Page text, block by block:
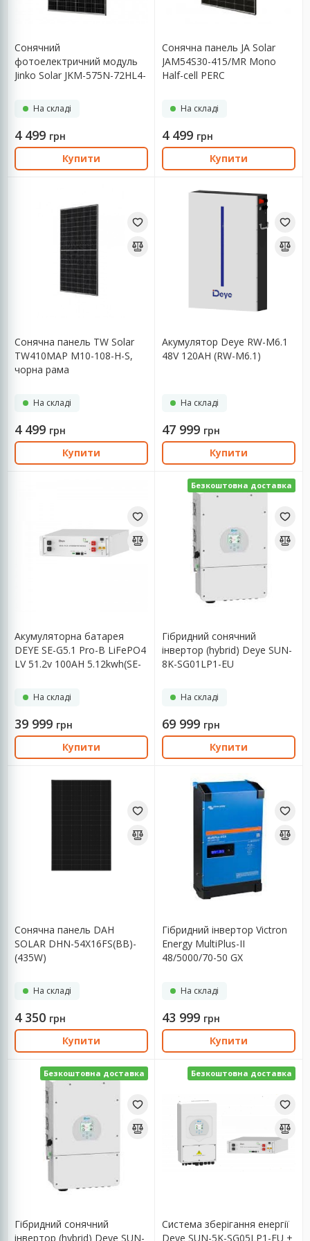
DAS Solar
Deye
Сортувати
Показати:
Сонячний
фотоелектричний модуль
Jinko Solar JKM-575N-72HL4-
На складі
4 499 грн
Купити
Сонячна панель JA Solar
JAM54S30-415/MR Mono
Half-cell PERC
На складі
4 499 грн
Купити
Сонячна панель TW Solar
TW410MAP M10-108-H-S,
чорна рама
На складі
4 499 грн
Купити
Aкумулятор Deye RW-M6.1
48V 120AH (RW-M6.1)
На складі
47 999 грн
Купити
Aкумуляторна батарея
DEYE SE-G5.1 Pro-B LiFePO4
LV 51.2v 100AH 5.12kwh(SE-
На складі
39 999 грн
Купити
Безкоштовна доставка
Гібридний сонячний
інвертор (hybrid) Deye SUN-
8K-SG01LP1-EU
На складі
69 999 грн
Купити
Сонячна панель DAH
SOLAR DHN-54X16FS(BB)-
(435W)
На складі
4 350 грн
Купити
Гібридний інвертор Victron
Energy MultiPlus-II
48/5000/70-50 GX
На складі
43 999 грн
Купити
Безкоштовна доставка
Гібридний сонячний
інвертор (hybrid) Deye SUN-
Безкоштовна доставка
Система зберігання енергії
Deye SUN-5K-SG05LP1-EU +